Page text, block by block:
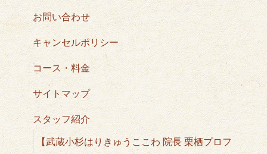
お問い合わせ
キャンセルポリシー
コース・料金
サイトマップ
スタッフ紹介
【武蔵小杉はりきゅうここわ 院長 栗栖プロフ